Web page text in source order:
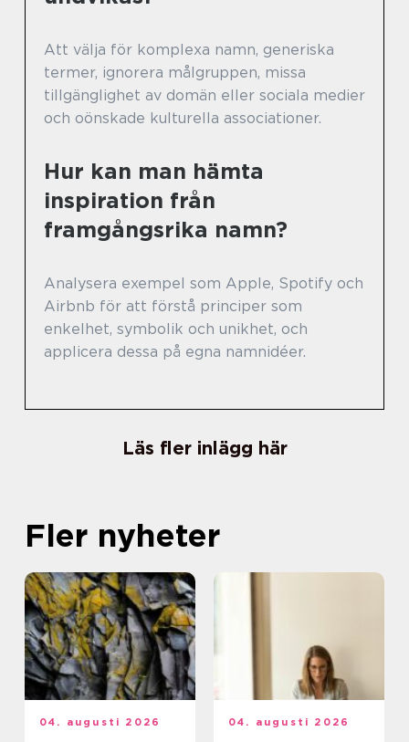
Att välja för komplexa namn, generiska
termer, ignorera målgruppen, missa
tillgänglighet av domän eller sociala medier
och oönskade kulturella associationer.
Hur kan man hämta
inspiration från
framgångsrika namn?
Analysera exempel som Apple, Spotify och
Airbnb för att förstå principer som
enkelhet, symbolik och unikhet, och
applicera dessa på egna namnidéer.
Läs fler inlägg här
Fler nyheter
04. augusti 2026 04. augusti 2026